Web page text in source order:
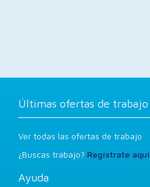
Últimas ofertas de trabajo
Ver todas las ofertas de trabajo
¿Buscas trabajo? Regístrate aquí
Ayuda